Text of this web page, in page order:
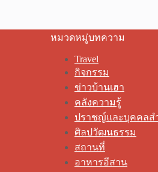
หมวดหมู่บทความ
Travel
กิจกรรม
ข่าวบ้านเฮา
คลังความรู้
ปราชญ์และบุคคลส
ศิลปวัฒนธรรม
สถานที่
อาหารอีสาน